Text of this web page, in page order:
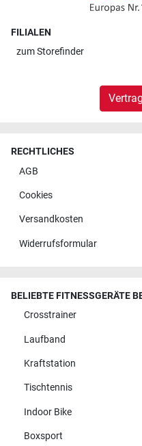
FILIALEN
zumStorefinder
RECHTLICHES
AGB
Cookies
Versandkosten
Widerrufsformular
BELIEBTE FITNESSGERÄTE
Crosstrainer
Laufband
Kraftstation
Tischtennis
Indoor Bike
Boxsport